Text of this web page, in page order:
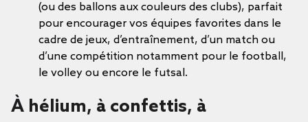
(ou des ballons aux couleurs des clubs), parfait
pour encourager vos équipes favorites dans le
cadre de jeux, d’entraînement, d’un match ou
d’une compétition notamment pour le football,
le volley ou encore le futsal.
À hélium, à confettis, à